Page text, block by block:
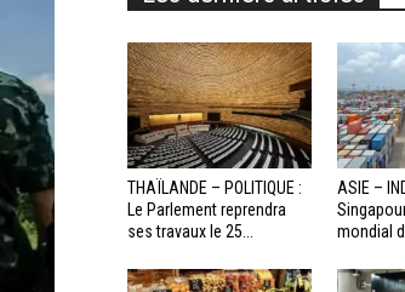
THAÏLANDE – POLITIQUE :
Le Parlement reprendra
ses travaux le 25...
ASIE –
mondial